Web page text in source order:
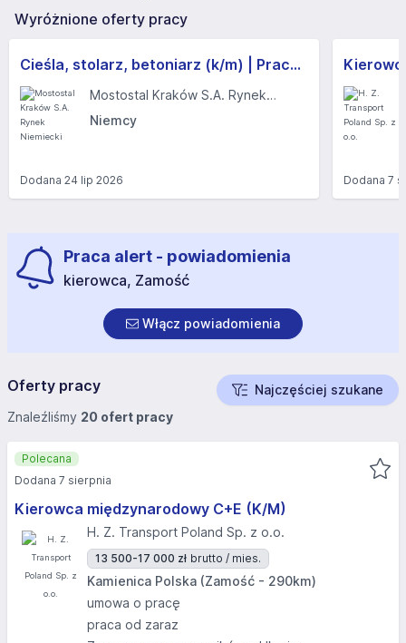
Wyróżnione oferty pracy
Cieśla, stolarz, betoniarz (k/m) | Praca w Niemczech, bez j. niemieckiego | Darmowe zakwaterowanie
Mostostal Kraków S.A. Rynek Niemiecki
Niemcy
Dodana 24 lip 2026 Dodana7
Praca alert - powiadomienia
kierowca, Zamość
Włącz powiadomienia
Oferty pracy
Najczęściej szukane
Znaleźliśmy 20 ofert pracy
Kierowca międzynarodowy C+E (K/M)
H. Z. Transport Poland Sp. z o.o.
13 500-17 000 zł brutto / mies.
Kamienica Polska (Zamość - 290km)
umowa o pracę
praca od zaraz
Polecana
Dodana 7 sierpnia